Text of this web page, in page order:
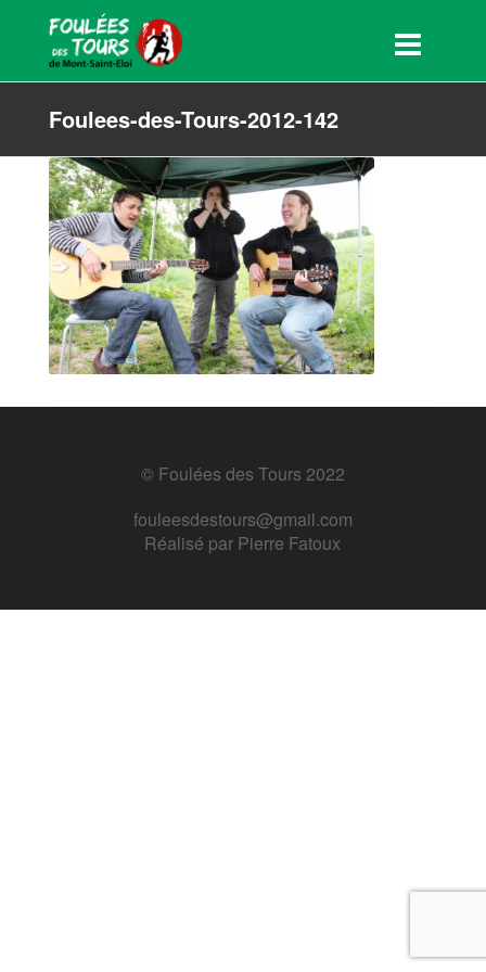
Foulees-des-Tours-2012-142
© Foulées des Tours 2022
fouleesdestours@gmail.com
Réalisé par Pierre Fatoux